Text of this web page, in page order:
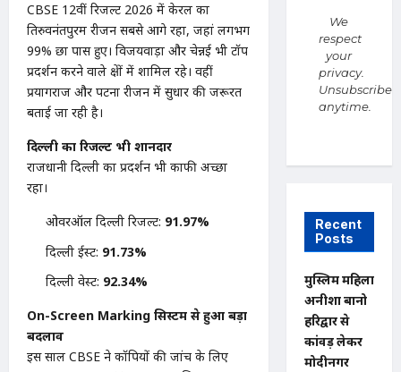
CBSE 12वीं रिजल्ट 2026 में केरल का
तिरुवनंतपुरम रीजन सबसे आगे रहा, जहां लगभग
99% छात्र पास हुए। विजयवाड़ा और चेन्नई भी टॉप
प्रदर्शन करने वाले क्षेत्रों में शामिल रहे। वहीं
प्रयागराज और पटना रीजन में सुधार की जरूरत
बताई जा रही है।
दिल्ली का रिजल्ट भी शानदार
राजधानी दिल्ली का प्रदर्शन भी काफी अच्छा
रहा।
ओवरऑल दिल्ली रिजल्ट: 91.97%
दिल्ली ईस्ट: 91.73%
दिल्ली वेस्ट: 92.34%
On-Screen Marking सिस्टम से हुआ बड़ा
बदलाव
इस साल CBSE ने कॉपियों की जांच के लिए
We
respect
your
privacy.
Unsubscribe
anytime.
Recent
Posts
मुस्लिम महिला
अनीशा बानो
हरिद्वार से
कांवड़ लेकर
मोदीनगर